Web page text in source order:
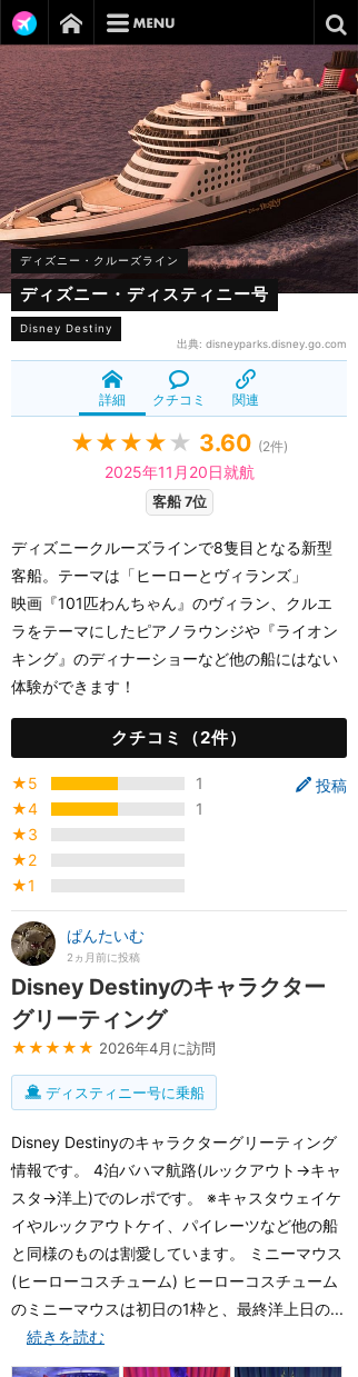
ディズニー・クルーズライン
ディズニー・ディスティニー号
Disney Destiny
出典: disneyparks.disney.go.com
詳細 クチコミ 関連
★★★★ ★ 3.60 (2件)
2025年11月20日就航
客船 7位
ディズニークルーズラインで8隻目となる新型
客船。テーマは「ヒーローとヴィランズ」
映画『101匹わんちゃん』のヴィラン、クルエ
ラをテーマにしたピアノラウンジや『ライオン
キング』のディナーショーなど他の船にはない
体験ができます！
クチコミ（2件）
投稿
★5
1
★4
1
★3
★2
★1
ぱんたいむ
2ヵ月前に投稿
Disney Destinyのキャラクター
グリーティング
★★★★★ 2026年4月に訪問
ディスティニー号に乗船
Disney Destinyのキャラクターグリーティング
情報です。 4泊バハマ航路(ルックアウト→キャ
スタ→洋上)でのレポです。 ※キャスタウェイケ
イやルックアウトケイ、パイレーツなど他の船
と同様のものは割愛しています。 ミニーマウス
(ヒーローコスチューム) ヒーローコスチューム
のミニーマウスは初日の1枠と、最終洋上日の...
続きを読む